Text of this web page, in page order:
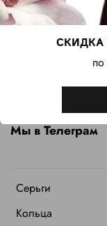
Серьги
Кольца
+79151780922
Связаться с
Мы в Телеграм
СКИДКА